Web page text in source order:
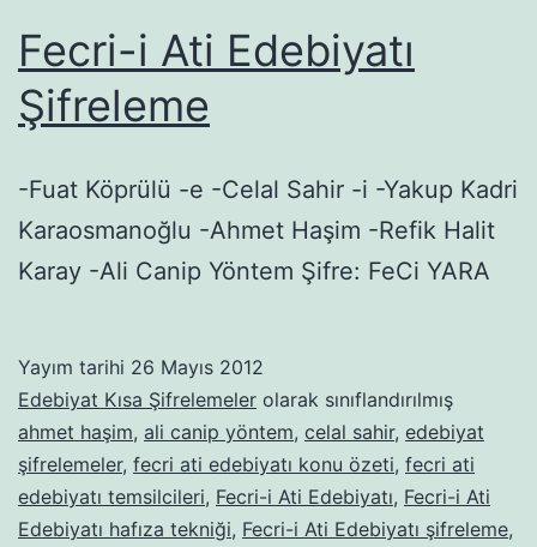
Fecri-i Ati Edebiyatı
Şifreleme
-Fuat Köprülü -e -Celal Sahir -i -Yakup Kadri
Karaosmanoğlu -Ahmet Haşim -Refik Halit
Karay -Ali Canip Yöntem Şifre: FeCi YARA
Yayım tarihi 26 Mayıs 2012
Edebiyat Kısa Şifrelemeler olarak sınıflandırılmış
ahmet haşim, ali canip yöntem, celal sahir, edebiyat
şifrelemeler, fecri ati edebiyatı konu özeti, fecri ati
edebiyatı temsilcileri, Fecri-i Ati Edebiyatı, Fecri-i Ati
Edebiyatı hafıza tekniği, Fecri-i Ati Edebiyatı şifreleme,